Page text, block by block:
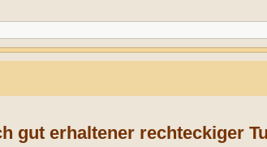
gut erhaltener rechteckiger